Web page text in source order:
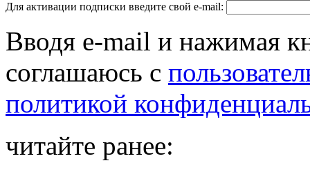
Для активации подписки введите свой e-mail:
Вводя e-mail и нажимая
соглашаюсь с
политикой
читайте ранее: